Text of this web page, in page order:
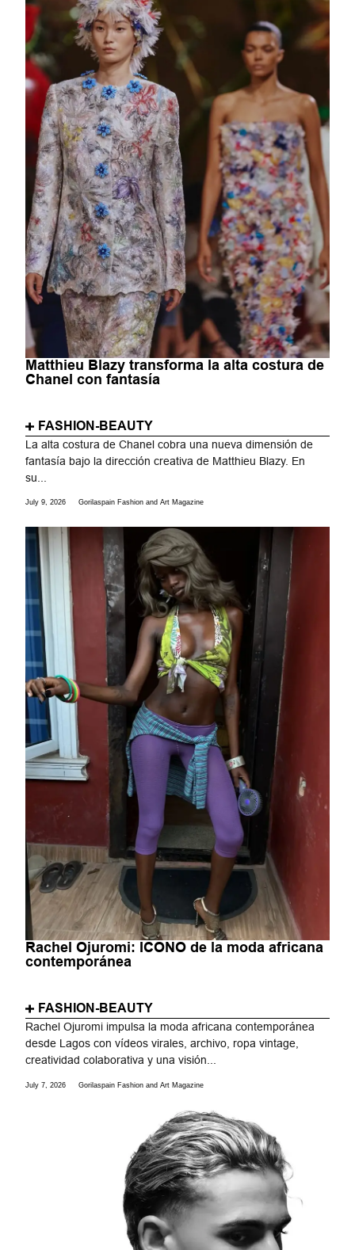
Matthieu Blazy transforma la alta costura de
Chanel con fantasía
FASHION-BEAUTY
La alta costura de Chanel cobra una nueva dimensión de
fantasía bajo la dirección creativa de Matthieu Blazy. En
su...
July 9, 2026 Gorilaspain Fashion and Art Magazine
Rachel Ojuromi: ICONO de la moda africana
contemporánea
FASHION-BEAUTY
Rachel Ojuromi impulsa la moda africana contemporánea
desde Lagos con vídeos virales, archivo, ropa vintage,
creatividad colaborativa y una visión...
July 7, 2026 Gorilaspain Fashion and Art Magazine